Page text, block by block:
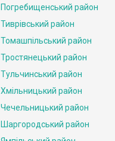
Погребищенський район
Тиврівський район
Томашпільський район
Тростянецький район
Тульчинський район
Хмільницький район
Чечельницький район
Шаргородський район